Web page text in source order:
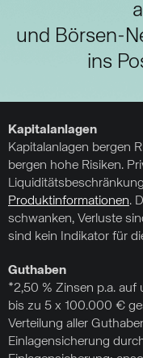
und Börsen-
ins
Kapitalanlagen
Kapitalanlagen bergen
bergen hohe Risiken.
Produktinformationen.
schwanken, Verluste
sind kein Indikator für
Guthaben
*2,50 % Zinsen p.a. auf
bis zu 5 x 100.000 €
Verteilung aller
Einlagensicherung